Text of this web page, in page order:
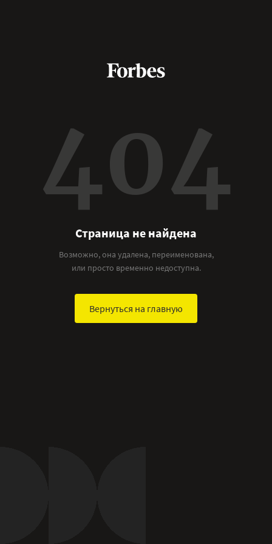
404
Страница не найдена
Возможно, она удалена, переименована,
или просто временно недоступна.
Вернуться на главную